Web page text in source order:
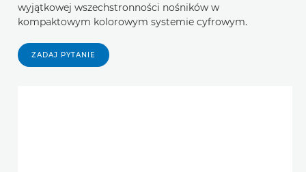
wyjątkowej wszechstronności nośników w
kompaktowym kolorowym systemie cyfrowym.
ZADAJ PYTANIE